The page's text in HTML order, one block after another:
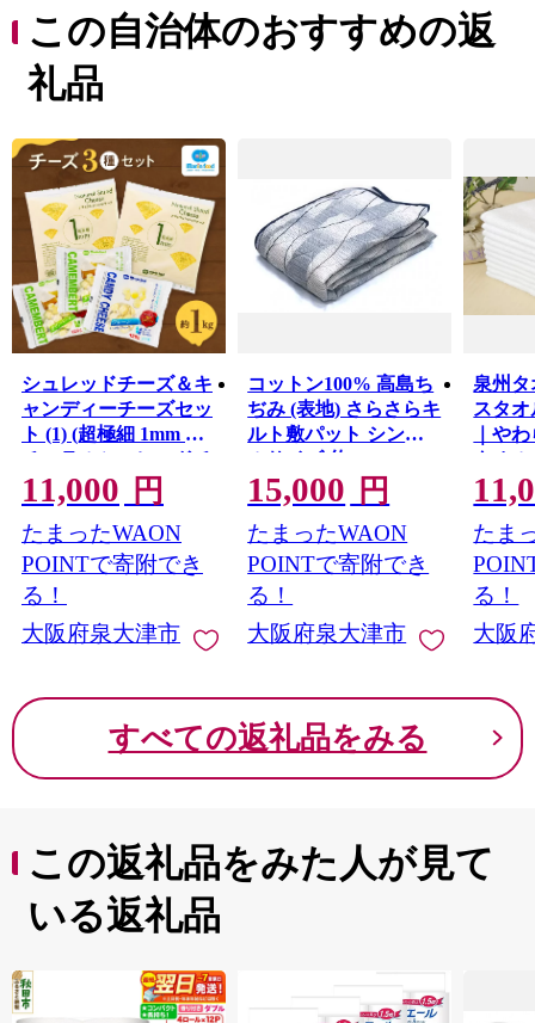
港として栄えていました。
交通の要として人の往来も多く、随筆や紀行の中でも、
「小津の泊」「小津の浦なる岸の松原」「大津の浦」の
名で登場する名称の地です。
ことができます。
産業では明治18年頃から欧州の技術を導入した毛布の製
造が始まり、一大産地となりました。
今でも国産毛布生産量の約9割を占める「日本一の毛布の
まち」です。
また、立地条件を活かし、トレンドに素早く対応できる
ニット素材の生産地としても成長しました。
糸から製品まで、一貫してこだわりを持った付加価値の
高いものづくりを行っています。
泉大津市では、ライフステージに合わせたきめ細かいサ
ポートを行っており、安心して出産・子育てできる環境
が整っています。
これからも幅広い年代の人が住みたい、住み続けたいと
思えるまちをめざして、さまざまな取り組みを行ってい
きます。
この自治体のおすすめの返
礼品
シュレッドチーズ＆キ
ャンディーチーズセッ
ト (1) (超極細 1mm ナ
チュラルシュレッドチ
ーズ＆キャンディチー
ズ)｜チーズ セット 簡
単調理 コク 味わい サ
ラダ トッピング 一口
コク クリーミー おつ
まみ ゴーダ ピザ グラ
タン パスタ 大阪 泉大
11,000 円
たまったWAON
POINTで寄附でき
る！
大阪府泉大津市
コットン100% 高島ち
ぢみ (表地) さらさらキ
ルト敷パット シング
ルサイズ(約
100×205cm) FNP006
[4600]
15,000 円
たまったWAON
POINTで寄附でき
る！
大阪府泉大津市
泉州
スタ
｜や
タオ
普段
[3810]
たま
る！
大阪
すべての返礼品をみる
この返礼品をみた人が見て
いる返礼品